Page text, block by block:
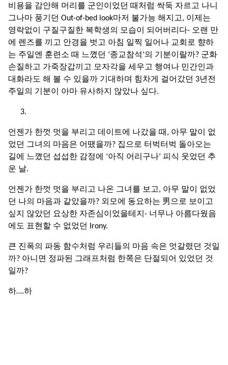
비용을 감안해 머리를 군인이었던 때처럼 싹둑 자르고 나니
그나마 풍기던 Out-of-bed look마저 불가능 해지고, 이제는
영락없이 구질구질한 복학생의 모습이 되어버리다- 오랜 만
에 렌즈를 끼고 안경을 벗고 아침 일찍 일어나 교회로 향하
는 주일엔 훈련소 때 느꼈던 ‘종교참석’의 기분이랄까? 군화
손질하고 가죽장갑끼고 모자각을 세우고 행여나 민간인과
대화라도 해 볼 수 있을까 기대하며 힘차게 걸어갔던 3년전
주일의 기분이 아마 유사하지 않았나 싶다.
언젠가 한껏 멋을 부리고 데이트에 나갔을 때, 아무 말이 없
었던 그녀의 마음은 어땠을까? 집으로 터벅터벅 돌아오는
길에 느꼈던 섭섭한 감정에 ‘아직 어리구나’ 피식 웃었던 추
운 날.
언젠가 한껏 멋을 부리고 나온 그녀를 보고, 아무 말이 없었
던 나의 마음과 같았을까? 외모에 동요하는 男으로 보이고
싶지 않았던 요상한 자존심이었을테지- 너무나 아름다웠음
에도 표현할 수 없었던 Irony.
큰 진폭의 파동 함수처럼 우리들의 마음 속은 엇갈렸던 것일
까? 아니면 정파된 그래프처럼 한쪽은 단절되어 있었던 것
일까?
하….하